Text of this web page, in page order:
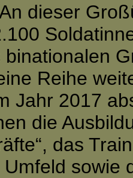
dieser
Reihe
Jahr 2017
die
das
Umfeld sowie